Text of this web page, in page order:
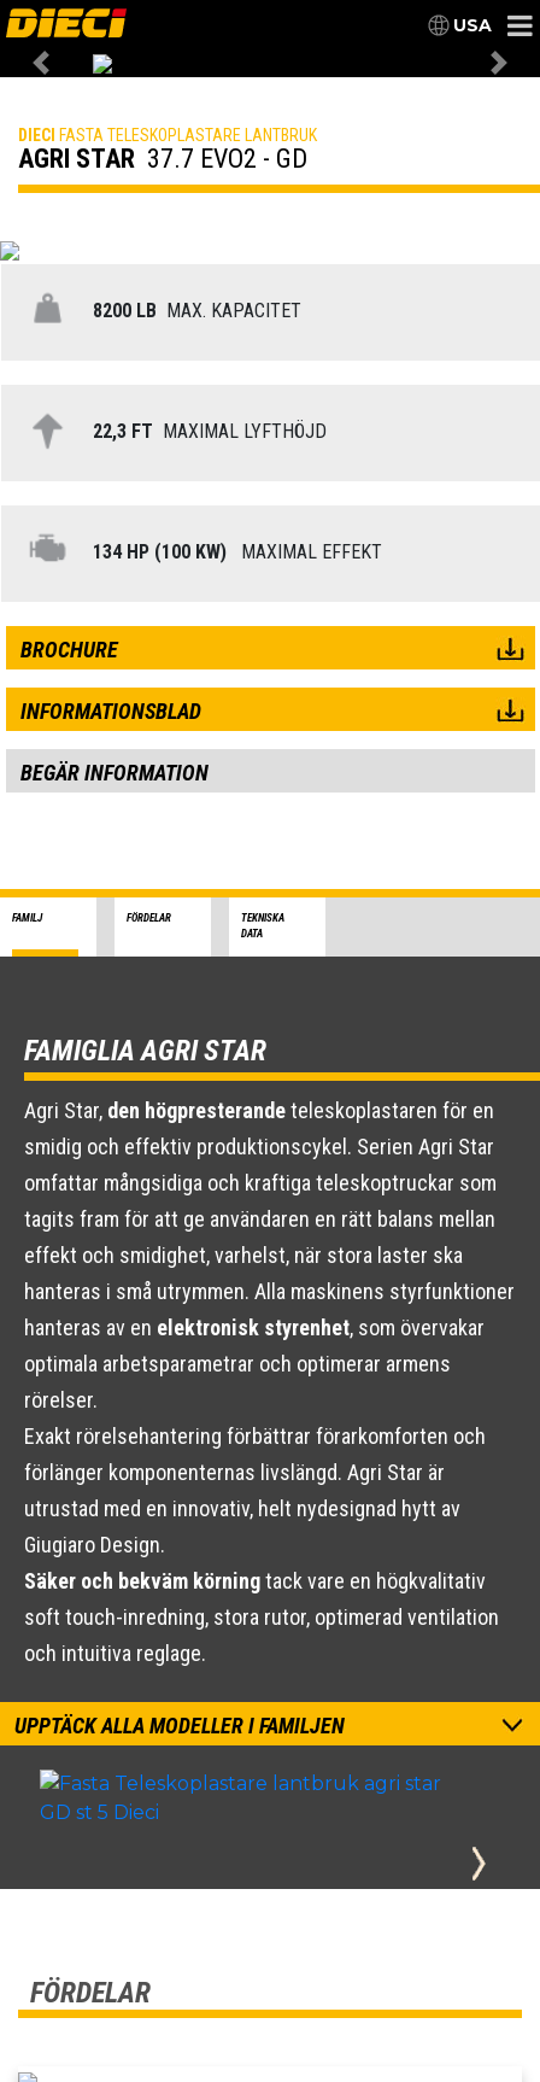
USA
Previous
DIECI FASTA TELESKOPLASTARE LANTBRUK
AGRI STAR 37.7 EVO2 - GD
8200 LB MAX. KAPACITET
22,3 FT MAXIMAL LYFTHÖJD
134 HP (100 KW) MAXIMAL EFFEKT
BROCHURE
INFORMATIONSBLAD
BEGÄR INFORMATION
FAMILJ FÖRDELAR
TEKNISKA
DATA
FAMIGLIA AGRI STAR
Agri Star, den högpresterandeteleskoplastaren för en
smidig och effektiv produktionscykel. Serien Agri Star
omfattar mångsidiga och kraftiga teleskoptruckar som
tagits fram för att ge användaren en rätt balans mellan
effekt och smidighet, varhelst, när stora laster ska
hanteras i små utrymmen. Alla maskinens styrfunktioner
hanteras av en elektronisk styrenhet, som övervakar
optimala arbetsparametrar och optimerar armens
rörelser.
Exakt rörelsehantering förbättrar förarkomforten och
förlänger komponenternas livslängd. Agri Star är
utrustad med en innovativ, helt nydesignad hytt av
Giugiaro Design.
Säker och bekväm körningtack vare en högkvalitativ
soft touch-inredning, stora rutor, optimerad ventilation
och intuitiva reglage.
UPPTÄCK ALLA MODELLER I FAMILJEN
FÖRDELAR